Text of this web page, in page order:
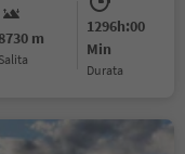
8730 m
Salita
1296h:00
Min
durata
a